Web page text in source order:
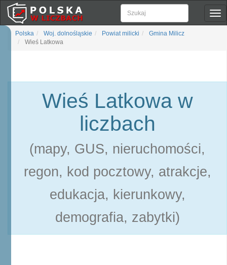
Polska Woj. dolnośląskie Powiat milicki
Gmina Milicz
Wieś Latkowa
Wieś Latkowa w
liczbach
(mapy, GUS, nieruchomości,
regon, kod pocztowy, atrakcje,
edukacja, kierunkowy,
demografia, zabytki)